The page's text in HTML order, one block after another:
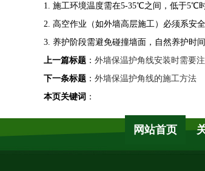
1. 施工环境温度需在5-35℃之间，低于5℃
2. 高空作业（如外墙高层施工）必须系安
3. 养护阶段需避免碰撞墙面，自然养护时
上一篇标题 ： 外墙保温护角线安装时需要
下一条标题 ： 外墙保温护角线的施工方法
本页关键词 ：
网站首页